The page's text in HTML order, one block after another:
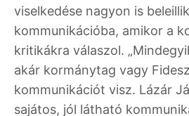
viselkedése nagyon is
kommunikációba, amikor a
kritikákra válaszol.
akár kormánytag vagy
kommunikációt visz. Lázár
sajátos, jól látható